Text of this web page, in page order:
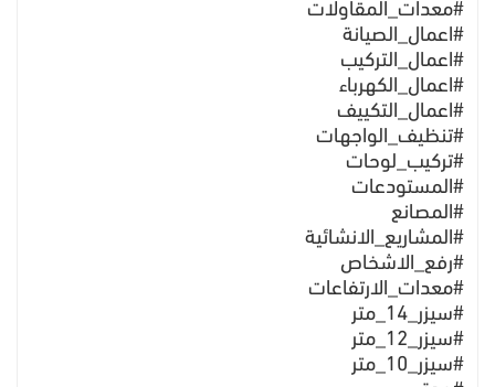
#معدات_المقاولات
#اعمال_الصيانة
#اعمال_التركيب
#اعمال_الكهرباء
#اعمال_التكييف
#تنظيف_الواجهات
#تركيب_لوحات
#المستودعات
#المصانع
#المشاريع_الانشائية
#رفع_الاشخاص
#معدات_الارتفاعات
#سيزر_14_متر
#سيزر_12_متر
#سيزر_10_متر